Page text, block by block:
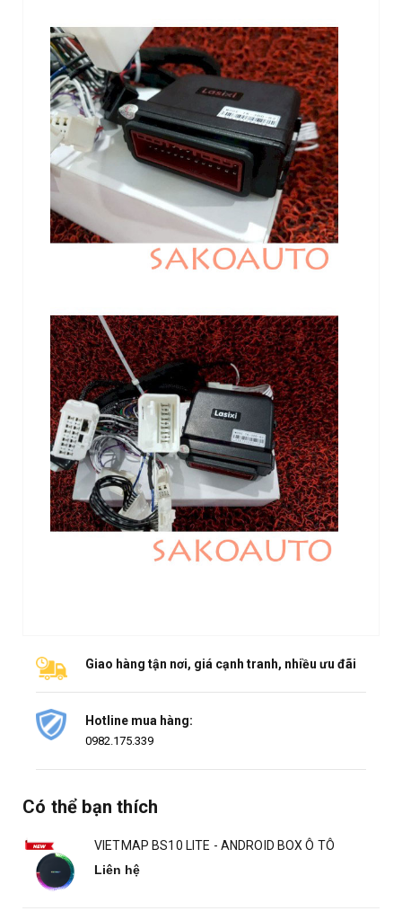
Giao hàng tận nơi, giá cạnh tranh, nhiều ưu đãi
Hotline mua hàng:
0982.175.339
Có thể bạn thích
VIETMAP BS10 LITE - ANDROID BOX Ô TÔ
Liên hệ